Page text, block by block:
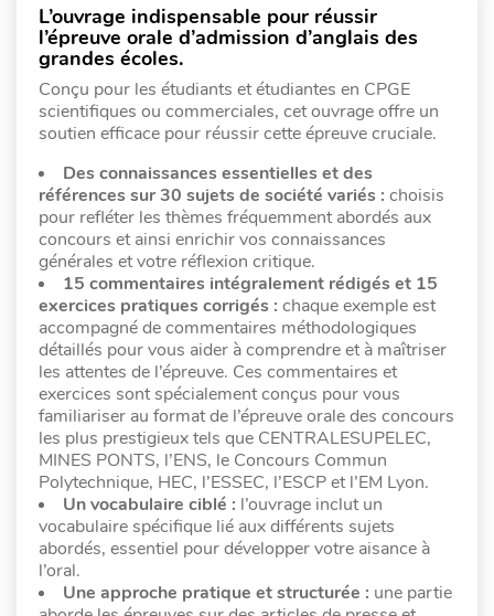
L’ouvrage indispensable pour réussir
l’épreuve orale d’admission d’anglais des
grandes écoles.
Conçu pour les étudiants et étudiantes en CPGE
scientifiques ou commerciales, cet ouvrage offre un
soutien efficace pour réussir cette épreuve cruciale.
Des connaissances essentielles et des
références sur 30 sujets de société variés : choisis
pour refléter les thèmes fréquemment abordés aux
concours et ainsi enrichir vos connaissances
générales et votre réflexion critique.
15 commentaires intégralement rédigés et 15
exercices pratiques corrigés : chaque exemple est
accompagné de commentaires méthodologiques
détaillés pour vous aider à comprendre et à maîtriser
les attentes de l’épreuve. Ces commentaires et
exercices sont spécialement conçus pour vous
familiariser au format de l’épreuve orale des concours
les plus prestigieux tels que CENTRALESUPELEC,
MINES PONTS, l’ENS, le Concours Commun
Polytechnique, HEC, l’ESSEC, l’ESCP et l’EM Lyon.
Un vocabulaire ciblé : l’ouvrage inclut un
vocabulaire spécifique lié aux différents sujets
abordés, essentiel pour développer votre aisance à
l’oral.
Une approche pratique et structurée : une partie